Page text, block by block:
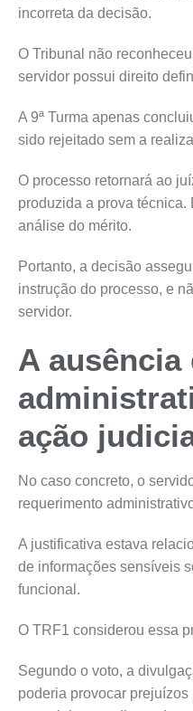
incorreta da decisão.
O Tribunal não
servidor possui direito
A 9ª Turma apenas
sido rejeitado sem a
O processo retornará ao
produzida a prova
análise do mérito.
Portanto, a decisão
instrução do processo, e
servidor.
A ausência
ação
No caso concreto, o
requerimento
A justificativa estava
de informações sensíveis
funcional.
O TRF1 considerou essa
Segundo o voto, a
poderia provocar